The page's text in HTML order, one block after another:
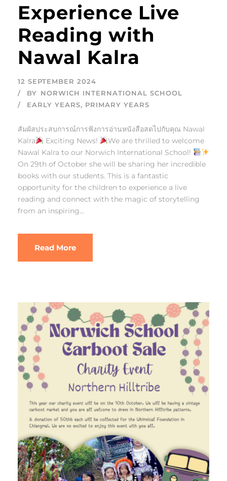
Experience Live
Reading with
Nawal Kalra
12 SEPTEMBER 2024
BY NORWICH INTERNATIONAL SCHOOL
EARLY YEARS, PRIMARY YEARS
สัมผัสประสบการณ์การฟังการอ่านหนังสือสดไปกับคุณ Nawal
Kalra
Exciting News!
We are thrilled to welcome
Nawal Kalra to our Norwich International School!
On 29th of October she will be sharing her incredible
books with our students. This is a fantastic
opportunity for the children to experience a live
reading and connect with the magic of storytelling
from an inspiring...
Read More